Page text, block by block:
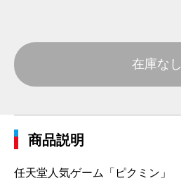
在庫なし
商品説明
任天堂人気ゲーム「ピクミン」